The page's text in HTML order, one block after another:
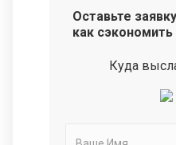
Оставьте
как
Куда